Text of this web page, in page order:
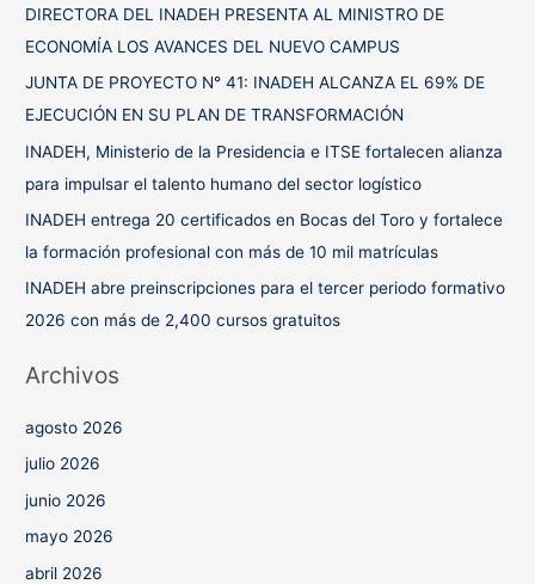
:
DIRECTORA DEL INADEH PRESENTA AL MINISTRO DE
ECONOMÍA LOS AVANCES DEL NUEVO CAMPUS
JUNTA DE PROYECTO N° 41: INADEH ALCANZA EL 69% DE
EJECUCIÓN EN SU PLAN DE TRANSFORMACIÓN
INADEH, Ministerio de la Presidencia e ITSE fortalecen alianza
para impulsar el talento humano del sector logístico
INADEH entrega 20 certificados en Bocas del Toro y fortalece
la formación profesional con más de 10 mil matrículas
INADEH abre preinscripciones para el tercer periodo formativo
2026 con más de 2,400 cursos gratuitos
Archivos
agosto 2026
julio 2026
junio 2026
mayo 2026
abril 2026